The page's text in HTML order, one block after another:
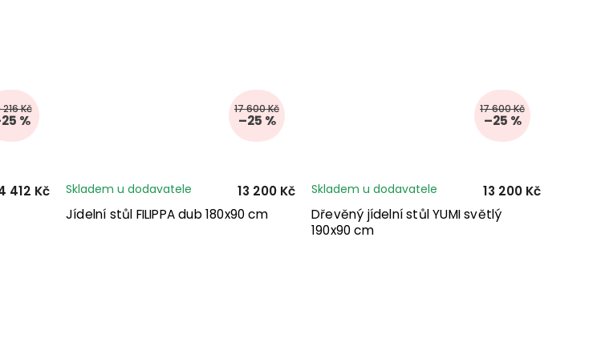
216 Kč
%
412 Kč
17 600 Kč
–25 %
Jídelní stůl FILIPPA dub 180x90 cm
Skladem u dodavatele 13 200 Kč
17 600 Kč
–25 %
Dřevěný jídelní stůl YUMI světlý
190x90 cm
Skladem u dodavatele 13 200 Kč